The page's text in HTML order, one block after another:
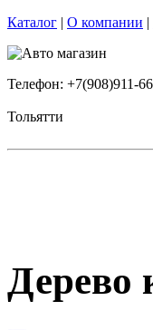
Каталог | О компании |
Телефон: +7(908)911-
Тольятти
Дерево